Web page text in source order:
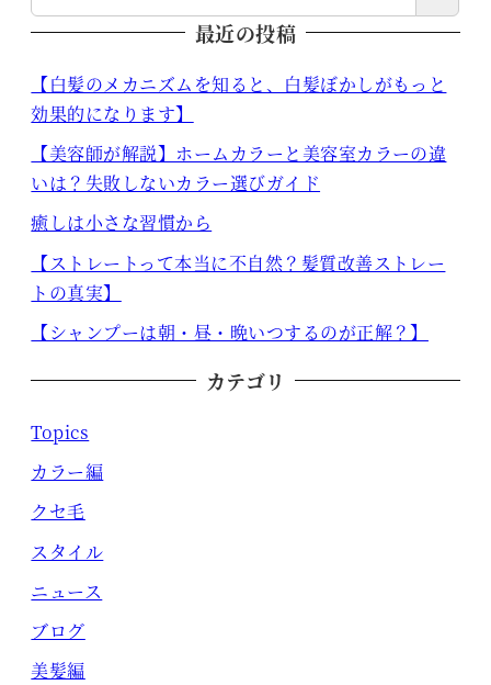
最近の投稿
【白髪のメカニズムを知ると、白髪ぼかしがもっと
効果的になります】
【美容師が解説】ホームカラーと美容室カラーの違
いは？失敗しないカラー選びガイド
癒しは小さな習慣から
【ストレートって本当に不自然？髪質改善ストレー
トの真実】
【シャンプーは朝・昼・晩いつするのが正解？】
カテゴリ
Topics
カラー編
クセ毛
スタイル
ニュース
ブログ
美髪編